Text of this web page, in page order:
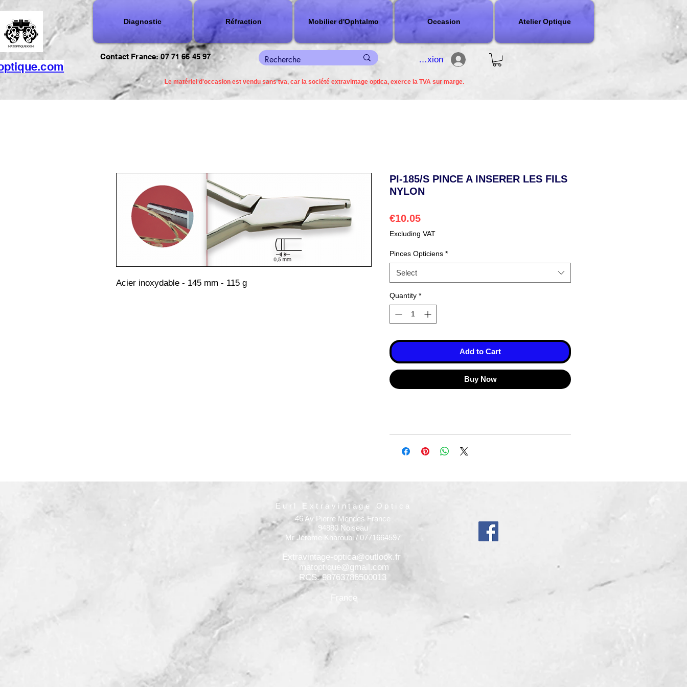
Diagnostic Réfraction Mobilier d'Ophtalmo Occasion Atelier Optique
Contact France: 07 71 66 45 97 connexion
Le matériel d'occasion est vendu sans tva, car la société extravintage optica, exerce la TVA sur marge.
Acier inoxydable - 145 mm - 115 g
PI-185/S PINCE A INSERER LES FILS
NYLON
€10.05Price
Excluding VAT
Pinces Opticiens *
Select
Quantity *
Add to Cart
Buy Now
Eurl Extravintage Optica
46 Av Pierre Mendes France
94880 Noiseau
Mr Jérome Kharoubi / 0771664597
Extravintage-optica@outlook.fr
matoptique@gmail.com
RCS: 98763786500013
France